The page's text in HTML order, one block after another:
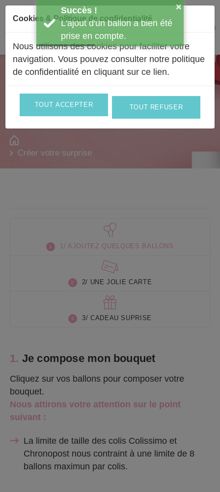
Passer au contenu
FacebookInstagram
Composer votre bouquet à son
image !
Le labo à bonheur
Créer votre surprise
1/ AJOUTEZ QUELQUES BALLONS
2/ UNE JOLIE CARTE
3/ CADEAU SUPRISE
1. Je compose mon bouquet
Cliquez sur vos ballons pour composer votre
bouquet.
Nous attirons votre attention sur le point
suivant :
La limite de taille des colis Colissimo et
Chronopost nous contraint à une limite de 8
ballons maximun par colis.
×
Succès !
L'ajout d'un ballon a bien été
prise en compte.
Cookies & Politique de confidentialité
Nous utilisons des cookies pour faciliter votre
navigation. Vous pouvez consulter notre politique
de confidentialité en cliquant sur ce lien.
TOUT ACCEPTER TOUT REFUSER